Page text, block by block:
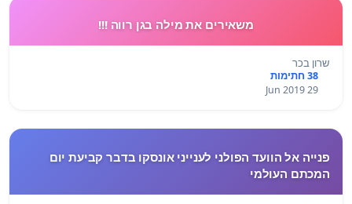
משאירים את מילה בגן רווה !!!
שרון בכר
38 חתימות
29 Jun 2019
פנייה אל הוועד הפולני לענייני אונסקו בדבר קביעת יום
המכתם העולמי